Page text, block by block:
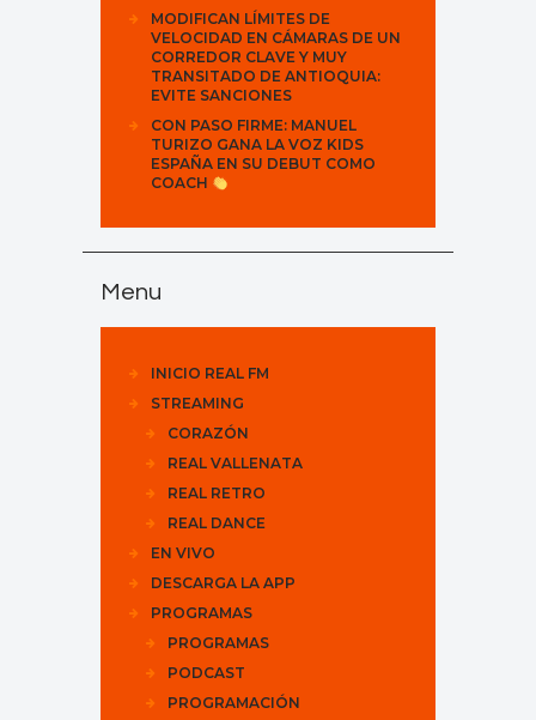
MODIFICAN LÍMITES DE
VELOCIDAD EN CÁMARAS DE UN
CORREDOR CLAVE Y MUY
TRANSITADO DE ANTIOQUIA:
EVITE SANCIONES
CON PASO FIRME: MANUEL
TURIZO GANA LA VOZ KIDS
ESPAÑA EN SU DEBUT COMO
COACH
Menu
INICIO REAL FM
STREAMING
CORAZÓN
REAL VALLENATA
REAL RETRO
REAL DANCE
EN VIVO
DESCARGA LA APP
PROGRAMAS
PROGRAMAS
PODCAST
PROGRAMACIÓN